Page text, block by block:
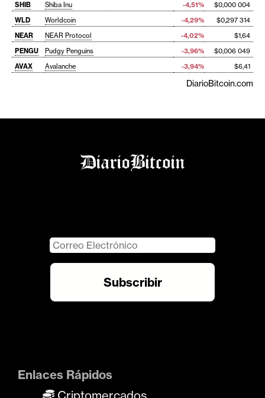
SHIB
Shiba Inu -4,51%
$0,000 004
WLD
Worldcoin -4,29%
$0,297 314
NEAR
NEAR Protocol -4,02%
$1,64
PENGU
Pudgy Penguins -3,96%
$0,006 049
AVAX
Avalanche -3,94% $6,41
DiarioBitcoin.com
Enlaces Rápidos
Criptomercados